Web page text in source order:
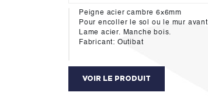
Peigne acier cambre 6x6mm
Pour encoller le sol ou le mur avant de poser carrelage ou revêtement
Lame acier. Manche bois.
Fabricant: Outibat
VOIR LE PRODUIT